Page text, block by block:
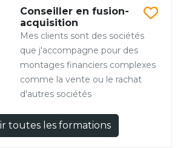
Conseiller en fusion-
acquisition
Mes clients sont des sociétés
que j'accompagne pour des
montages financiers complexes
comme la vente ou le rachat
d'autres sociétés
toutes les formations